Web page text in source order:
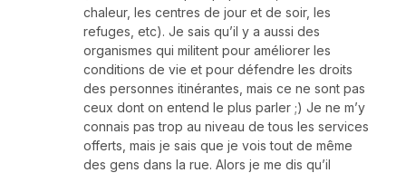
chaleur, les centres de jour et de soir, les
refuges, etc). Je sais qu’il y a aussi des
organismes qui militent pour améliorer les
conditions de vie et pour défendre les droits
des personnes itinérantes, mais ce ne sont pas
ceux dont on entend le plus parler ;) Je ne m’y
connais pas trop au niveau de tous les services
offerts, mais je sais que je vois tout de même
des gens dans la rue. Alors je me dis qu’il